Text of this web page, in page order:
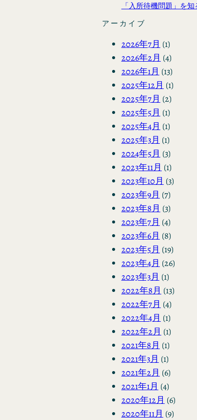
「入所待機問題」を知
アーカイブ
2026年7月 (1)
2026年2月 (4)
2026年1月 (13)
2025年12月 (1)
2025年7月 (2)
2025年5月 (1)
2025年4月 (1)
2025年3月 (1)
2024年5月 (3)
2023年11月 (1)
2023年10月 (3)
2023年9月 (7)
2023年8月 (3)
2023年7月 (4)
2023年6月 (8)
2023年5月 (19)
2023年4月 (26)
2023年3月 (1)
2022年8月 (13)
2022年7月 (4)
2022年4月 (1)
2022年2月 (1)
2021年8月 (1)
2021年3月 (1)
2021年2月 (6)
2021年1月 (4)
2020年12月 (6)
2020年11月 (9)